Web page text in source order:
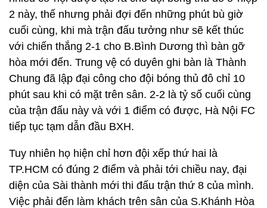
2 này, thế nhưng phải đợi đến những phút bù giờ
cuối cùng, khi mà trận đấu tưởng như sẽ kết thúc
với chiến thắng 2-1 cho B.Bình Dương thì bàn gỡ
hòa mới đến. Trung vệ có duyên ghi bàn là Thành
Chung đã lập đại công cho đội bóng thủ đô chỉ 10
phút sau khi có mặt trên sân. 2-2 là tỷ số cuối cùng
của trận đấu này và với 1 điểm có được, Hà Nội FC
tiếp tục tạm dẫn đầu BXH.
Tuy nhiên họ hiện chỉ hơn đội xếp thứ hai là
TP.HCM có đúng 2 điểm và phải tới chiều nay, đại
diện của Sài thành mới thi đấu trận thứ 8 của mình.
Việc phải đến làm khách trên sân của S.Khánh Hòa